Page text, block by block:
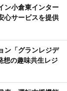
ン小倉東インター
心サービスを提供
ン「グランレジデ
の趣味共生レジ